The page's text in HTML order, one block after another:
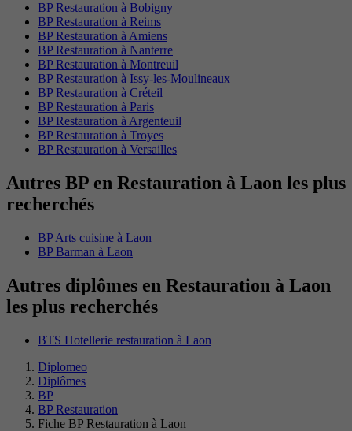
BP Restauration à Bobigny
BP Restauration à Reims
BP Restauration à Amiens
BP Restauration à Nanterre
BP Restauration à Montreuil
BP Restauration à Issy-les-Moulineaux
BP Restauration à Créteil
BP Restauration à Paris
BP Restauration à Argenteuil
BP Restauration à Troyes
BP Restauration à Versailles
Autres BP en Restauration à Laon les plus
recherchés
BP Arts cuisine à Laon
BP Barman à Laon
Autres diplômes en Restauration à Laon
les plus recherchés
BTS Hotellerie restauration à Laon
Diplomeo
Diplômes
BP
BP Restauration
Fiche BP Restauration à Laon